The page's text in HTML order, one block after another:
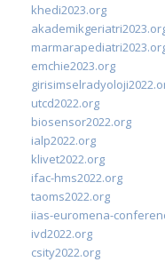
khedi2023.org
emchie2023.org
utcd2022.org
biosensor2022.org
ialp2022.org
klivet2022.org
ifac-hms2022.org
taoms2022.org
iias-euromena-
ivd2022.org
csity2022.org